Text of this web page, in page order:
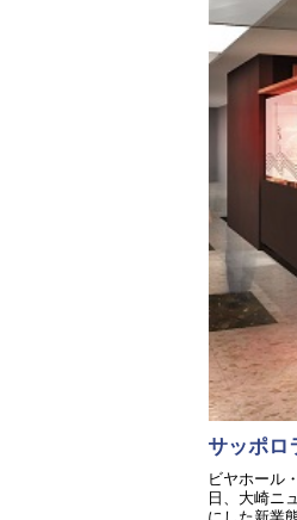
サッポロ
ビヤホール
日、大崎ニ